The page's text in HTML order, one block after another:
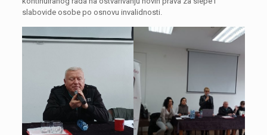
slabovide osobe po osnovu invalidnosti.